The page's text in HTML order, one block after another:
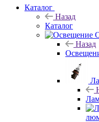
Каталог
Назад
Каталог
Назад